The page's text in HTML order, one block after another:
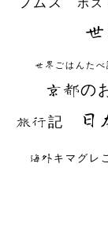
ボス
世界ごはんた
京都の
旅行記 日
海外キマグレ